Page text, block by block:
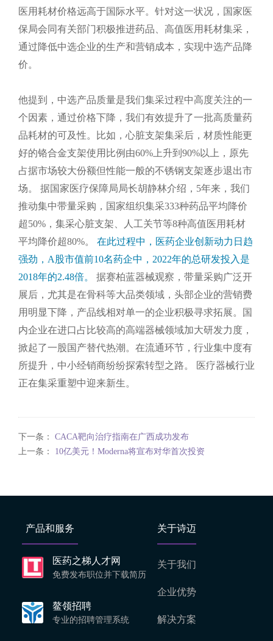
医用耗材价格远高于国际水平。针对这一状况，国家医
保局会同有关部门积极推进药品、高值医用耗材集采，
通过降低中选企业的生产和营销成本，实现中选产品降
价。
他提到，中选产品质量是我们集采过程中高度关注的一
个因素，通过价格下降，我们有效提升了一批高质量药
品耗材的可及性。比如，心脏支架集采后，材质性能更
好的铬合金支架使用比例由60%上升到90%以上，原先
占据市场较大份额但性能一般的不锈钢支架逐步退出市
场。
据国家医疗保障局局长胡静林介绍，5年来，我们
推动集中带量采购，国家组织集采333种药品平均降价
超50%，集采心脏支架、人工关节等8种高值医用耗材
平均降价超80%。
在此过程中，医药企业创新动力日趋
强劲，A股市值前10名药企中，2022年的总研发投入是
2018年的2.48倍。
据赛柏蓝器械观察，带量采购广泛开
展后，尤其是在骨科等大品类领域，头部企业的营销费
用明显下降，产品线相对单一的企业积极寻求拓展。国
内企业在进口占比较高的高端器械领域加大研发力度，
掀起了一股国产替代热潮。在流通环节，行业集中度有
所提升，中小经销商纷纷探索转型之路。
医疗器械行业
正在集采重塑中迎来新生。
下一条： CACA靶向治疗指南在广西成功发布
上一条： 10亿美元！Moderna将宣布对华首次投资
产品和服务
医药之梯人才网
免费发布职位并下载简历
鳌领招聘
专业的招聘管理系统
关于诗迈
关于我们
企业优势
解决方案